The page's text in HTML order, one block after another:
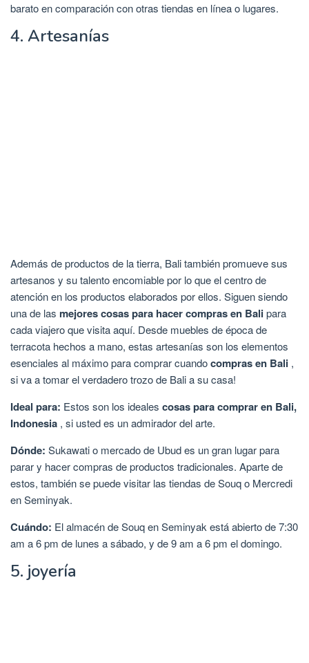
barato en comparación con otras tiendas en línea o lugares.
4. Artesanías
Además de productos de la tierra, Bali también promueve sus
artesanos y su talento encomiable por lo que el centro de
atención en los productos elaborados por ellos. Siguen siendo
una de las mejores cosas para hacer compras en Balipara
cada viajero que visita aquí. Desde muebles de época de
terracota hechos a mano, estas artesanías son los elementos
esenciales al máximo para comprar cuandocompras en Bali ,
si va a tomar el verdadero trozo de Bali a su casa!
Ideal para: Estos son los ideales cosas para comprar en Bali,
Indonesia , si usted es un admirador del arte.
Dónde: Sukawati o mercado de Ubud es un gran lugar para
parar y hacer compras de productos tradicionales. Aparte de
estos, también se puede visitar las tiendas de Souq o Mercredi
en Seminyak.
Cuándo: El almacén de Souq en Seminyak está abierto de 7:30
am a 6 pm de lunes a sábado, y de 9 am a 6 pm el domingo.
5. joyería